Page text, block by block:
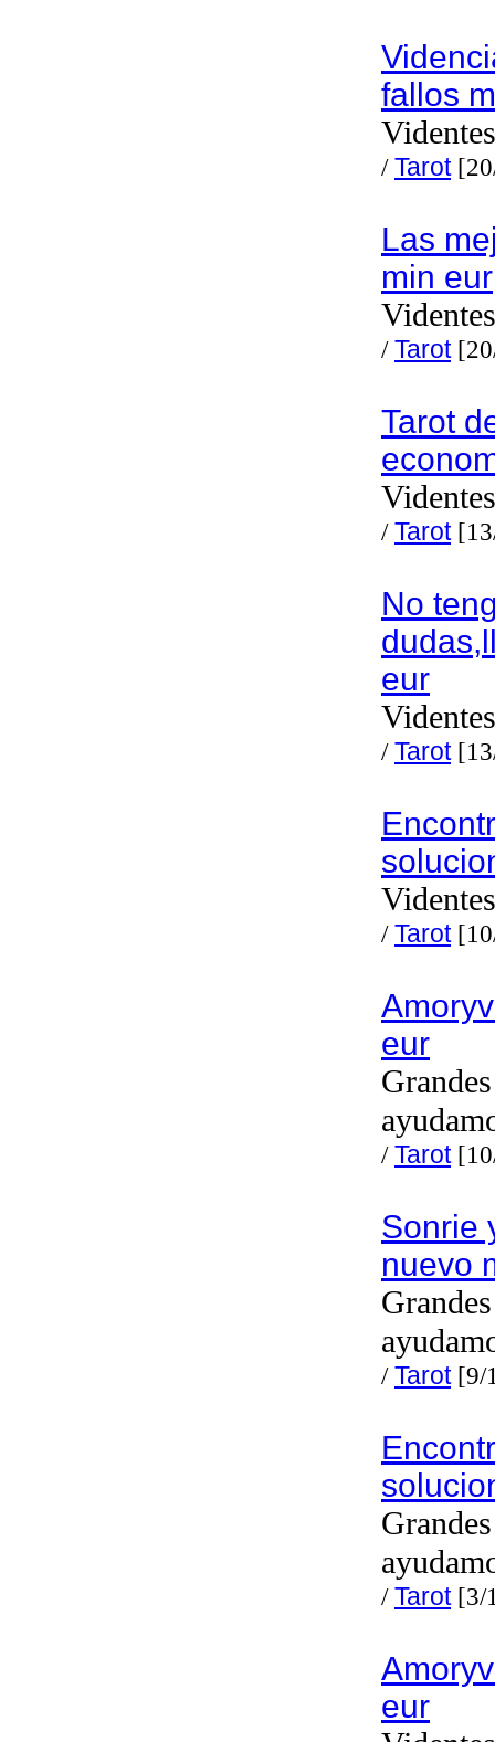
fallos
/Tarot
Las
min eur
/Tarot
Tarot
/Tarot
No
eur
/Tarot
/Tarot
eur
/Tarot
Sonrie
nuevo
/Tarot[9/
/Tarot[3/
eur